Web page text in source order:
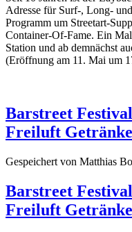
Adresse für Surf-, Long-
Programm um Streetart-
Container-Of-Fame. Ein
Station und ab demnächst
(Eröffnung am 11. Mai um
Barstreet
Freiluft Getränke
Gespeichert von Matthias
Barstreet
Freiluft Getränke